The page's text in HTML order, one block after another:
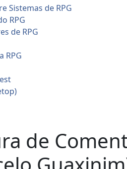
Sistemas de RPG
RPG
de RPG
RPG
de